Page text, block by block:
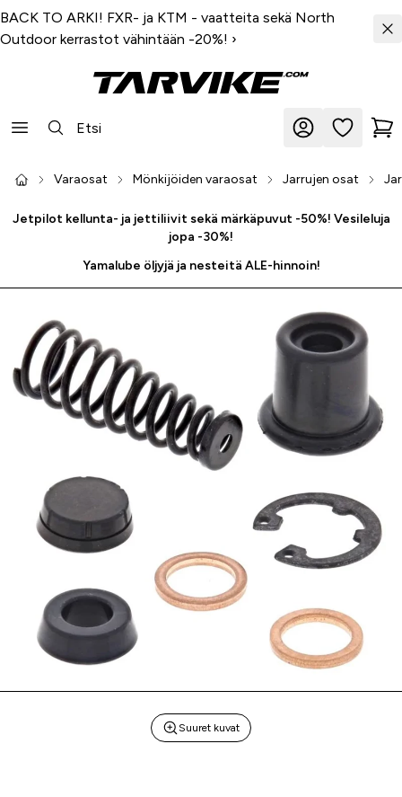
BACK TO ARKI! FXR- ja KTM - vaatteita sekä North
Outdoor kerrastot vähintään -20%! ›
Varaosat Mönkijöiden varaosat Jarrujen osat
Jetpilot kellunta- ja jettiliivit sekä märkäpuvut -50%! Vesileluja
jopa -30%!
Yamalube öljyjä ja nesteitä ALE-hinnoin!
Suuret kuvat